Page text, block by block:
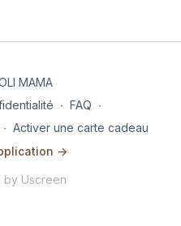
MAMA
∙ FAQ ∙
∙ Activer une carte cadeau
->
by Uscreen